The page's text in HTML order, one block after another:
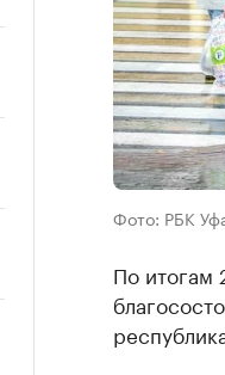
Фото: РБК
По итогам